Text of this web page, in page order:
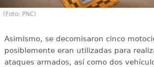
(Foto: PNC)
Asimismo, se decomisaron cinco
posiblemente eran utilizadas para
ataques armados, así como dos